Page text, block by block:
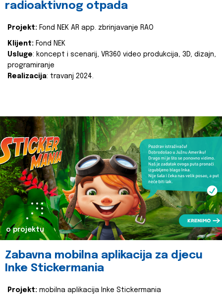
radioaktivnog otpada
Projekt: Fond NEK AR app. zbrinjavanje RAO
Klijent: Fond NEK
Usluge: koncept i scenarij, VR360 video produkcija, 3D, dizajn,
programiranje
Realizacija: travanj 2024.
o projektu
Zabavna mobilna aplikacija za djecu
Inke Stickermania
Projekt: mobilna aplikacija Inke Stickermania